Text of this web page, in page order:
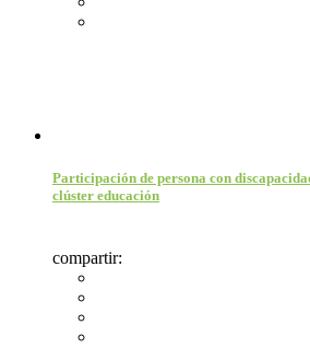
Participación de persona con
clúster educación
compartir: